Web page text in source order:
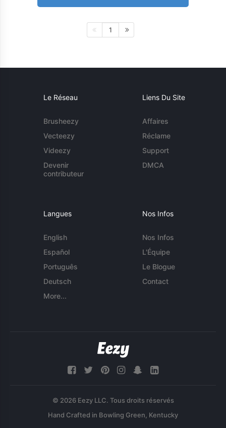
1
Le Réseau
Brusheezy
Vecteezy
Videezy
Devenir
contributeur
Liens Du Site
Affaires
Réclame
Support
DMCA
Langues
English
Español
Português
Deutsch
More...
Nos Infos
Nos Infos
L'Équipe
Le Blogue
Contact
© 2026 Eezy LLC. Tous droits réservés